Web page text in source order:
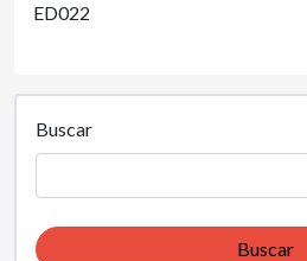
ED022
Buscar
Buscar